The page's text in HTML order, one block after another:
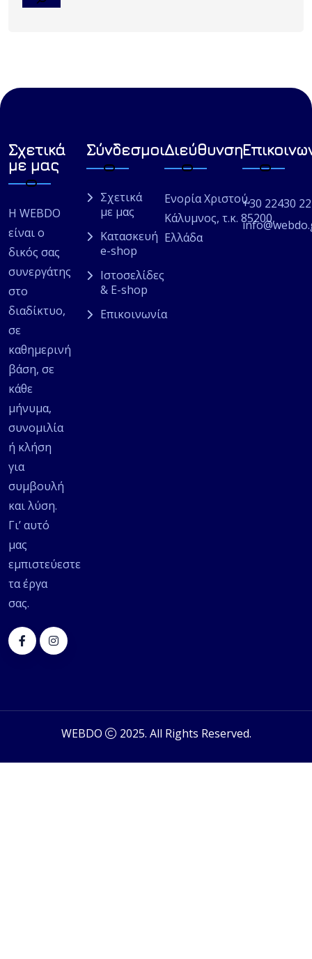
Σχετικά
με μας
Η WEBDO
είναι ο
δικός σας
συνεργάτης
στο
διαδίκτυο,
σε
καθημερινή
βάση, σε
κάθε
μήνυμα,
συνομιλία
ή κλήση
για
συμβουλή
και λύση.
Γι’ αυτό
μας
εμπιστεύεστε
τα έργα
σας.
Σύνδεσμοι
Σχετικά
με μας
Κατασκευή
e-shop
Ιστοσελίδες
& E-shop
Επικοινωνία
Διεύθυνση
Ενορία Χριστού,
Κάλυμνος, τ.κ. 85200,
Ελλάδα
+30 22430
WEBDO 2025. All Rights Reserved.